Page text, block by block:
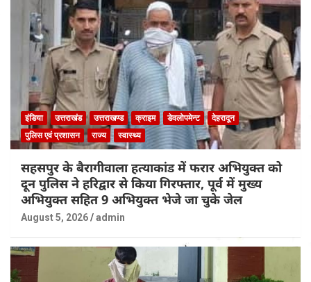
इंडिया उत्तराखंड उत्तराखण्ड क्राइम डेवलोपमेन्ट
देहरादून
पुलिस एवं प्रशासन
राज्य स्वास्थ्य
सहसपुर के बैरागीवाला हत्याकांड में फरार अभियुक्त को
दून पुलिस ने हरिद्वार से किया गिरफ्तार, पूर्व में मुख्य
अभियुक्त सहित 9 अभियुक्त भेजे जा चुके जेल
August 5, 2026 admin